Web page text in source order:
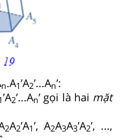
n.A1’A2’...An’:
’A2’...An’ gọi là hai mặt
2A2’A1’, A2A3A3’A2’, ...,